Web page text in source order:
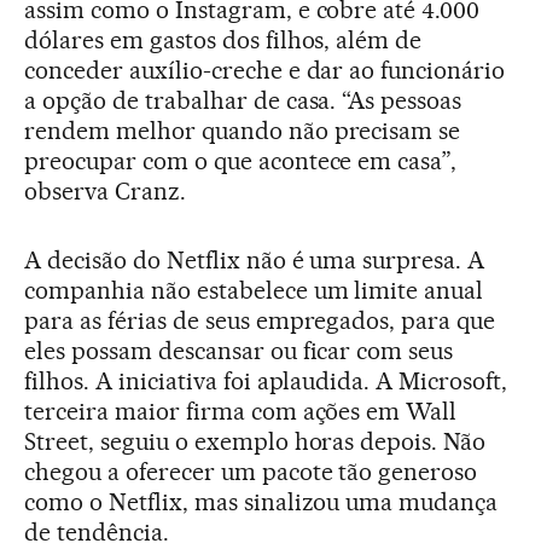
assim como o Instagram, e cobre até 4.000
dólares em gastos dos filhos, além de
conceder auxílio-creche e dar ao funcionário
a opção de trabalhar de casa. “As pessoas
rendem melhor quando não precisam se
preocupar com o que acontece em casa”,
observa Cranz.
A decisão do Netflix não é uma surpresa. A
companhia não estabelece um limite anual
para as férias de seus empregados, para que
eles possam descansar ou ficar com seus
filhos. A iniciativa foi aplaudida. A Microsoft,
terceira maior firma com ações em Wall
Street, seguiu o exemplo horas depois. Não
chegou a oferecer um pacote tão generoso
como o Netflix, mas sinalizou uma mudança
de tendência.